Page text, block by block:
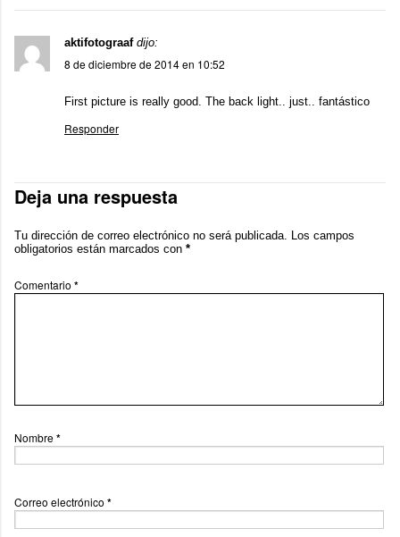
aktifotograaf dijo:
8 de diciembre de 2014 en 10:52
First picture is really good. The back light.. just.. fantástico
Responder
Deja una respuesta
Tu dirección de correo electrónico no será publicada. Los campos
obligatorios están marcados con *
Comentario *
Nombre*
Correo electrónico *